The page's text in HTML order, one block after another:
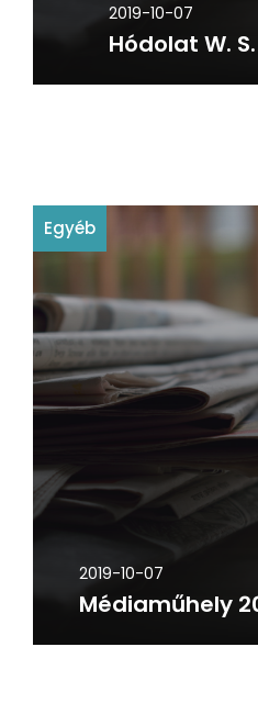
2019-10-07
Hódolat W.
Egyéb
2019-10-07
Médiaműhely